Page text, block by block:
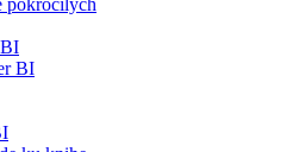
pokročilých
BI